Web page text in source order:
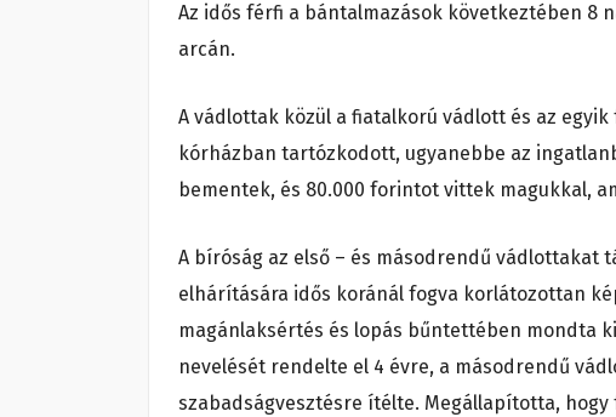
Az idős férfi a bántalmazások következtében 8
arcán.
A vádlottak közül a fiatalkorú vádlott és az
kórházban tartózkodott, ugyanebbe az
bementek, és 80.000 forintot vittek magukkal,
A bíróság az első – és másodrendű
elhárítására idős koránál fogva korlátozottan
magánlaksértés és lopás bűntettében mondta
nevelését rendelte el 4 évre, a másodrendű
szabadságvesztésre ítélte. Megállapította,